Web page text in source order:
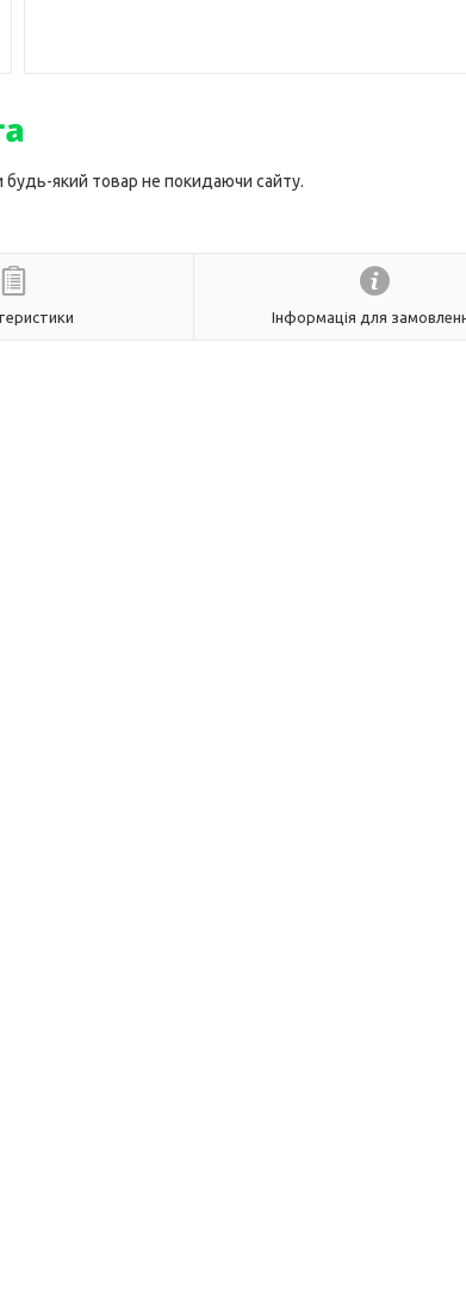
будь-який товар не покидаючи сайту.
Інформація для